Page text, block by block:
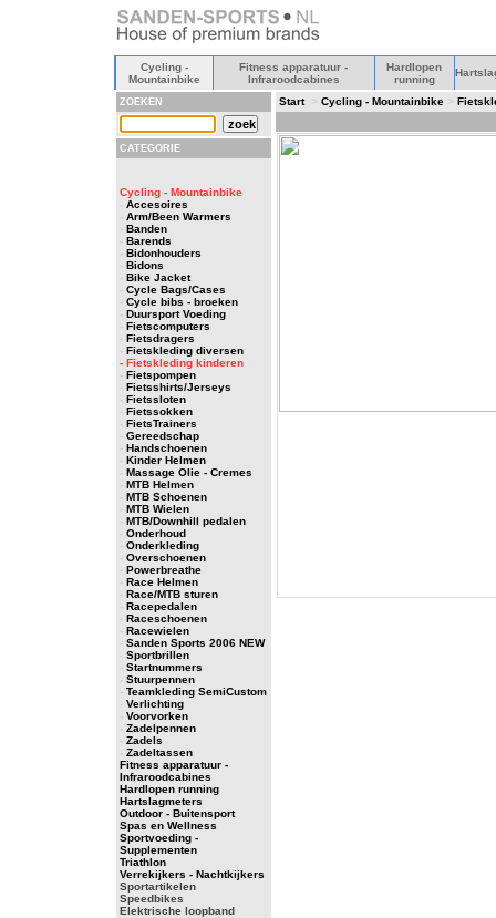
Cycling -
Mountainbike
Fitness apparatuur -
Infraroodcabines
Hardlopen
running
ZOEKEN
CATEGORIE
Cycling - Mountainbike
- Accesoires
- Arm/Been Warmers
- Banden
- Barends
- Bidonhouders
- Bidons
- Bike Jacket
- Cycle Bags/Cases
- Cycle bibs - broeken
- Duursport Voeding
- Fietscomputers
- Fietsdragers
- Fietskleding diversen
- Fietskleding kinderen
- Fietspompen
- Fietsshirts/Jerseys
- Fietssloten
- Fietssokken
- FietsTrainers
- Gereedschap
- Handschoenen
- Kinder Helmen
- Massage Olie - Cremes
- MTB Helmen
- MTB Schoenen
- MTB Wielen
- MTB/Downhill pedalen
- Onderhoud
- Onderkleding
- Overschoenen
- Powerbreathe
- Race Helmen
- Race/MTB sturen
- Racepedalen
- Raceschoenen
- Racewielen
- Sanden Sports 2006 NEW
- Sportbrillen
- Startnummers
- Stuurpennen
- Teamkleding SemiCustom
- Verlichting
- Voorvorken
- Zadelpennen
- Zadels
- Zadeltassen
Fitness apparatuur -
Infraroodcabines
Hardlopen running
Hartslagmeters
Outdoor - Buitensport
Spas en Wellness
Sportvoeding -
Supplementen
Triathlon
Verrekijkers - Nachtkijkers
Sportartikelen
Speedbikes
Elektrische loopband
Start> Cycling - Mountainbike >